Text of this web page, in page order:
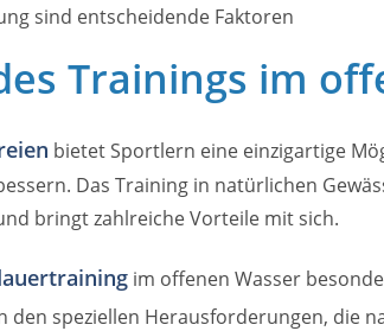
sind entscheidende Faktoren
Trainings im
bietet Sportlern eine einzigartige
Das Training in natürlichen
bringt zahlreiche Vorteile mit sich.
im offenen Wasser
den speziellen Herausforderungen, die